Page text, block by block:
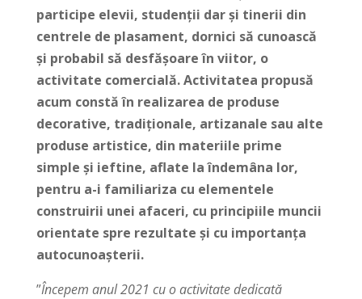
participe elevii, studenții dar și tinerii din
centrele de plasament, dornici să cunoască
și probabil să desfășoare în viitor, o
activitate comercială. Activitatea propusă
acum constă în realizarea de produse
decorative, tradiționale, artizanale sau alte
produse artistice, din materiile prime
simple și ieftine, aflate la îndemâna lor,
pentru a-i familiariza cu elementele
construirii unei afaceri, cu principiile muncii
orientate spre rezultate și cu importanța
autocunoașterii.
”Începem anul 2021 cu o activitate dedicată